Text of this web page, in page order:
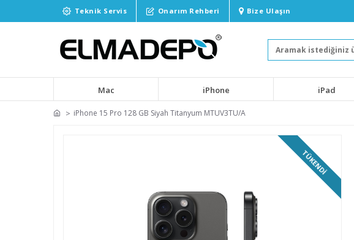
Teknik Servis Onarım Rehberi Bize Ulaşın
Mac iPhone iPad
iPhone 15 Pro 128 GB Siyah Titanyum MTUV3TU/A
TÜKENDI